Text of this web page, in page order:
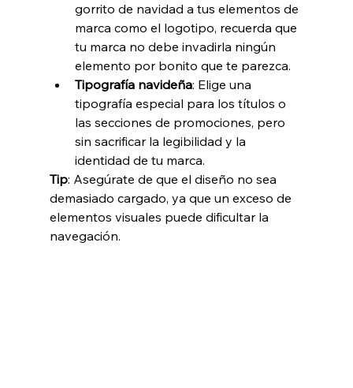
gorrito de navidad a tus elementos de
marca como el logotipo, recuerda que
tu marca no debe invadirla ningún
elemento por bonito que te parezca.
Tipografía navideña: Elige una
tipografía especial para los títulos o
las secciones de promociones, pero
sin sacrificar la legibilidad y la
identidad de tu marca.
Tip: Asegúrate de que el diseño no sea
demasiado cargado, ya que un exceso de
elementos visuales puede dificultar la
navegación.